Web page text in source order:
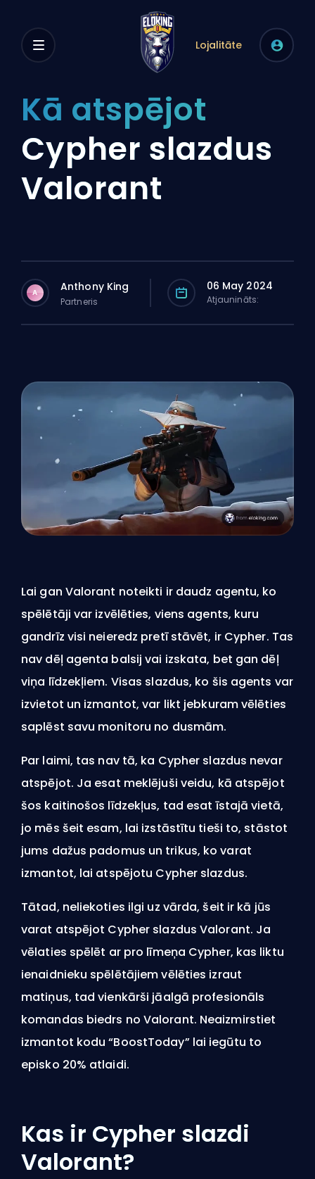
Lojalitāte
Kā atspējot
Cypher slazdus
Valorant
A Anthony King
Partneris
06 May 2024
Atjaunināts:
Lai gan Valorant noteikti ir daudz agentu, ko
spēlētāji var izvēlēties, viens agents, kuru
gandrīz visi neieredz pretī stāvēt, ir Cypher. Tas
nav dēļ agenta balsij vai izskata, bet gan dēļ
viņa līdzekļiem. Visas slazdus, ko šis agents var
izvietot un izmantot, var likt jebkuram vēlēties
saplēst savu monitoru no dusmām.
Par laimi, tas nav tā, ka Cypher slazdus nevar
atspējot. Ja esat meklējuši veidu, kā atspējot
šos kaitinošos līdzekļus, tad esat īstajā vietā,
jo mēs šeit esam, lai izstāstītu tieši to, stāstot
jums dažus padomus un trikus, ko varat
izmantot, lai atspējotu Cypher slazdus.
Tātad, neliekoties ilgi uz vārda, šeit ir kā jūs
varat atspējot Cypher slazdus Valorant. Ja
vēlaties spēlēt ar pro līmeņa Cypher, kas liktu
ienaidnieku spēlētājiem vēlēties izraut
matiņus, tad vienkārši jāalgā profesionāls
komandas biedrs no Valorant. Neaizmirstiet
izmantot kodu “BoostToday” lai iegūtu to
episko 20% atlaidi.
Kas ir Cypher slazdi
Valorant?